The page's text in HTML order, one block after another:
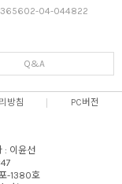
365602-04-044822
Q&A
방침 PC버전
: 이윤선
-1380호